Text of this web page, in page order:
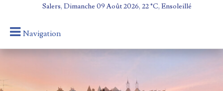
Salers, Dimanche 09 Août 2026, 22 °C, Ensoleillé
Navigation